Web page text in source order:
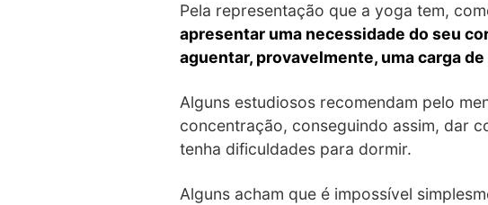
Pela representação que a yoga tem,
apresentar uma necessidade do seu
aguentar, provavelmente, uma carga
Alguns estudiosos recomendam pelo
concentração, conseguindo assim, dar
tenha dificuldades para dormir.
Alguns acham que é impossível